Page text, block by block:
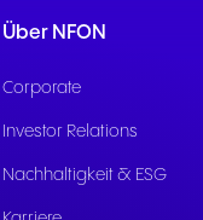
Über NFON
Corporate
Investor Relations
Nachhaltigkeit & ESG